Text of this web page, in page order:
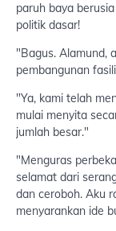
paruh baya
politik dasar!
"Bagus. Alamund,
pembangunan
"Ya, kami telah
mulai menyita
jumlah besar."
"Menguras
selamat dari
dan ceroboh. Aku
menyarankan ide